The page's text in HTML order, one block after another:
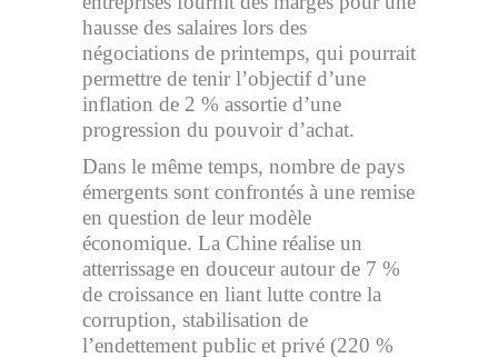
hausse des salaires lors des
négociations de printemps, qui pourrait
permettre de tenir l’objectif d’une
inflation de 2 % assortie d’une
progression du pouvoir d’achat.
Dans le même temps, nombre de pays
émergents sont confrontés à une remise
en question de leur modèle
économique. La Chine réalise un
atterrissage en douceur autour de 7 %
de croissance en liant lutte contre la
corruption, stabilisation de
l’endettement public et privé (220 %